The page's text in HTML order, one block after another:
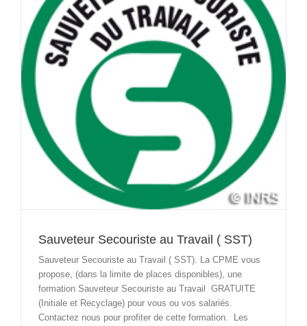
Sauveteur Secouriste au Travail ( SST)
Sauveteur Secouriste au Travail ( SST). La CPME vous
propose, (dans la limite de places disponibles), une
formation Sauveteur Secouriste au Travail GRATUITE
(Initiale et Recyclage) pour vous ou vos salariés.
Contactez nous pour profiter de cette formation. Les